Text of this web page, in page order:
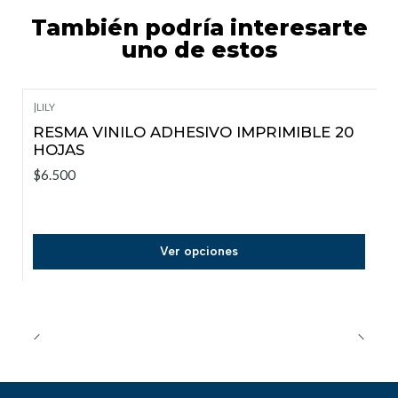
También podría interesarte
uno de estos
|LILY
RESMA VINILO ADHESIVO IMPRIMIBLE 20
HOJAS
$6.500
Ver opciones